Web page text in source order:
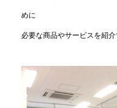
めに
必要な商品やサービスを紹介